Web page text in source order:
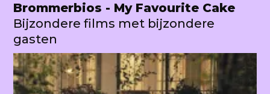
Brommerbios - My Favourite Cake
Bijzondere films met bijzondere
gasten